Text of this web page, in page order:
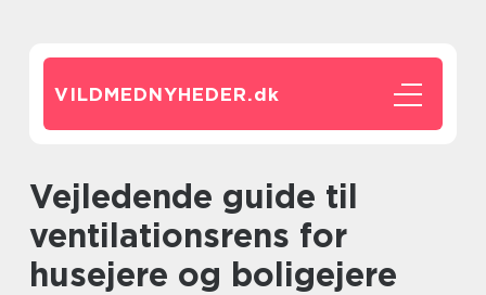
VILDMEDNYHEDER.dk
Vejledende guide til
ventilationsrens for
husejere og boligejere